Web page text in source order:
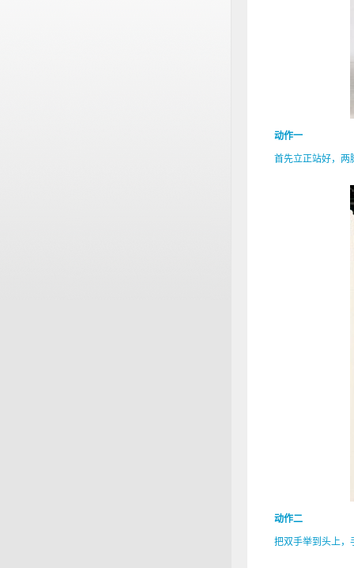
动作一
首先立正站好，两
动作二
把双手举到头上，手